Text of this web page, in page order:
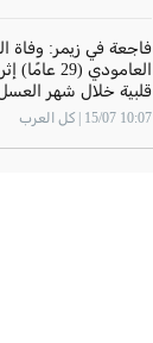
فاجعة في زيمر: وفاة
العامودي (29
قلبية خلال شهر
تايلاند
10:07 15/07 | كل العرب